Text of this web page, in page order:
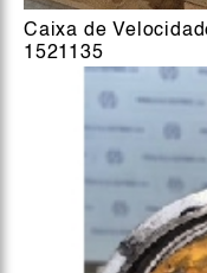
Caixa de
1521135